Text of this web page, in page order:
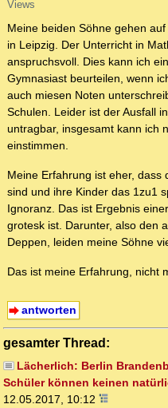
Views
Meine beiden Söhne gehen
in Leipzig. Der Unterricht in
anspruchsvoll. Dies kann ich
Gymnasiast beurteilen, wenn
auch miesen Noten
Schulen. Leider ist der Ausfall
untragbar, insgesamt kann ich
einstimmen.
Meine Erfahrung ist eher, dass
sind und ihre Kinder das 1zu1
Ignoranz. Das ist Ergebnis
grotesk ist. Darunter, also den
Deppen, leiden meine Söhne
Das ist meine Erfahrung, nicht
antworten
gesamter Thread:
Lächerlich: Berlin
Schüler können keinen
12.05.2017, 10:12